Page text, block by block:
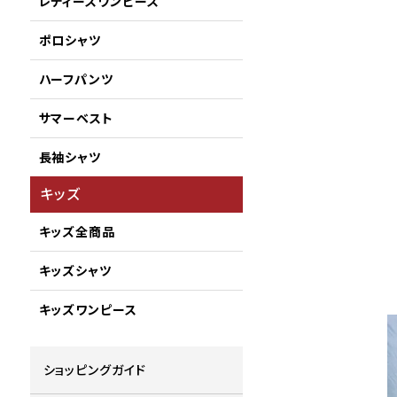
ポロシャツ
ハーフパンツ
サマーベスト
長袖シャツ
キッズ
キッズ全商品
キッズシャツ
キッズワンピース
ショッピングガイド